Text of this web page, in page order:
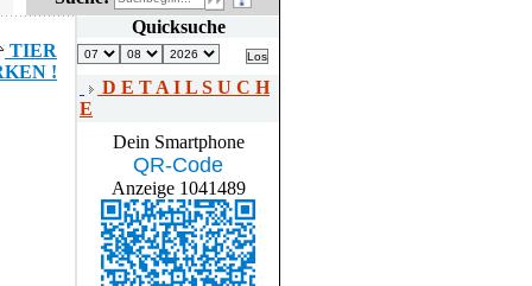
TIER
!
Quicksuche
D E T A I L S U C H
E
Dein Smartphone
QR-Code
Anzeige 1041489